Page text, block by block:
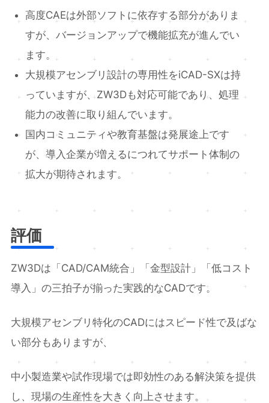
高度CAEは外部ソフトに依存する部分がありま
すが、バージョンアップで機能拡充が進んでい
ます。
大規模アセンブリ設計の専用性をiCAD-SXは持
っていますが、ZW3Dも対応可能であり、処理
能力の改善に取り組んでいます。
国内コミュニティや教育基盤は発展途上です
が、導入企業が増えるにつれてサポート体制の
拡大が期待されます。
評価
ZW3Dは「CAD/CAM統合」「金型設計」「低コスト
導入」の三拍子が揃った実践的なCADです。
大規模アセンブリ特化のCADにはスピード性で及ばな
い部分もありますが、
中小製造業や試作現場では即効性のある解決策を提供
し、現場の生産性を大きく向上させます。